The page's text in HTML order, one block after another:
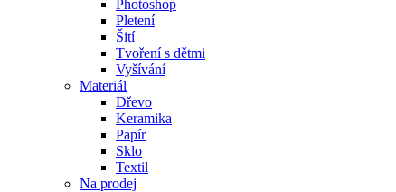
Photoshop
Pletení
Šití
Tvoření s dětmi
Vyšívání
Materiál
Dřevo
Keramika
Papír
Sklo
Textil
Na prodej